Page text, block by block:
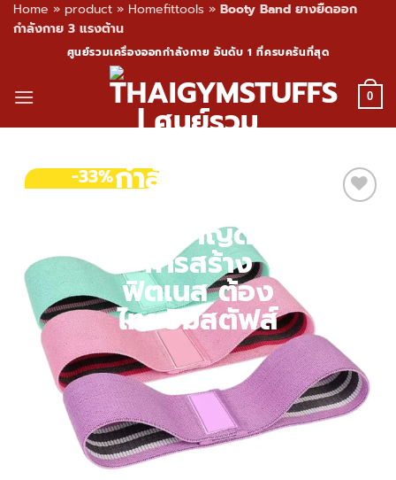
Home » product » Homefittools » Booty Band ยางยืดออก
กำลังกาย 3 แรงต้าน
content
ศูนย์รวมเครื่องออกกำลังกาย อันดับ 1 ที่ครบครันที่สุด
0
-33%